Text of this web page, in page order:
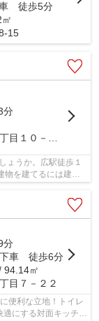
車 徒歩5分
15
分
目１０－６９
ょうか。広駅徒歩１
物を建てるには建築
分
下車 徒歩6分
94.14㎡
目７－２２
便利な立地！トイレ
にする対面キッチン